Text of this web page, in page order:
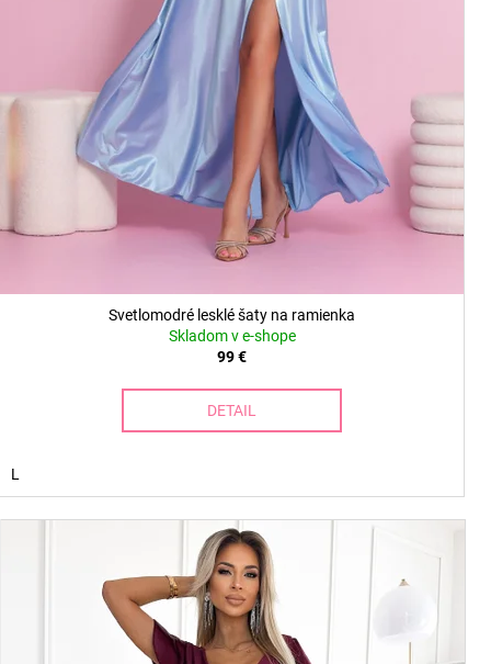
Svetlomodré lesklé šaty na ramienka
Skladom v e-shope
99 €
DETAIL
L